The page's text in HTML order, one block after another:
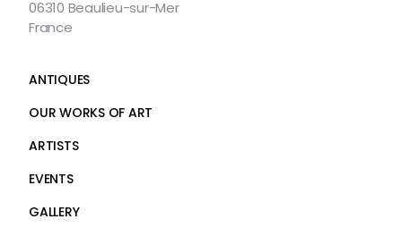
06310 Beaulieu-sur-Mer
France
ANTIQUES
OUR WORKS OF ART
ARTISTS
EVENTS
GALLERY